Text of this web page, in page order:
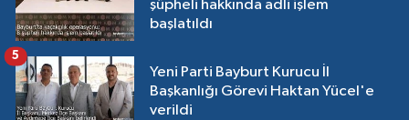
şüpheli hakkında adli işlem
başlatıldı
Yeni Parti Bayburt Kurucu İl
Başkanlığı Görevi Haktan Yücel'e
verildi
5